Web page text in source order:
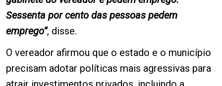
Sessenta por cento das pessoas pedem
emprego”, disse.
O vereador afirmou que o estado e o município
precisam adotar políticas mais agressivas para